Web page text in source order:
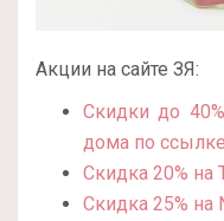
Акции на сайте ЗЯ:
Скидки до
дома по ссылке
Скидка 20% на
Скидка 25% на